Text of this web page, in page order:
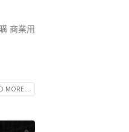
商業用
MORE...